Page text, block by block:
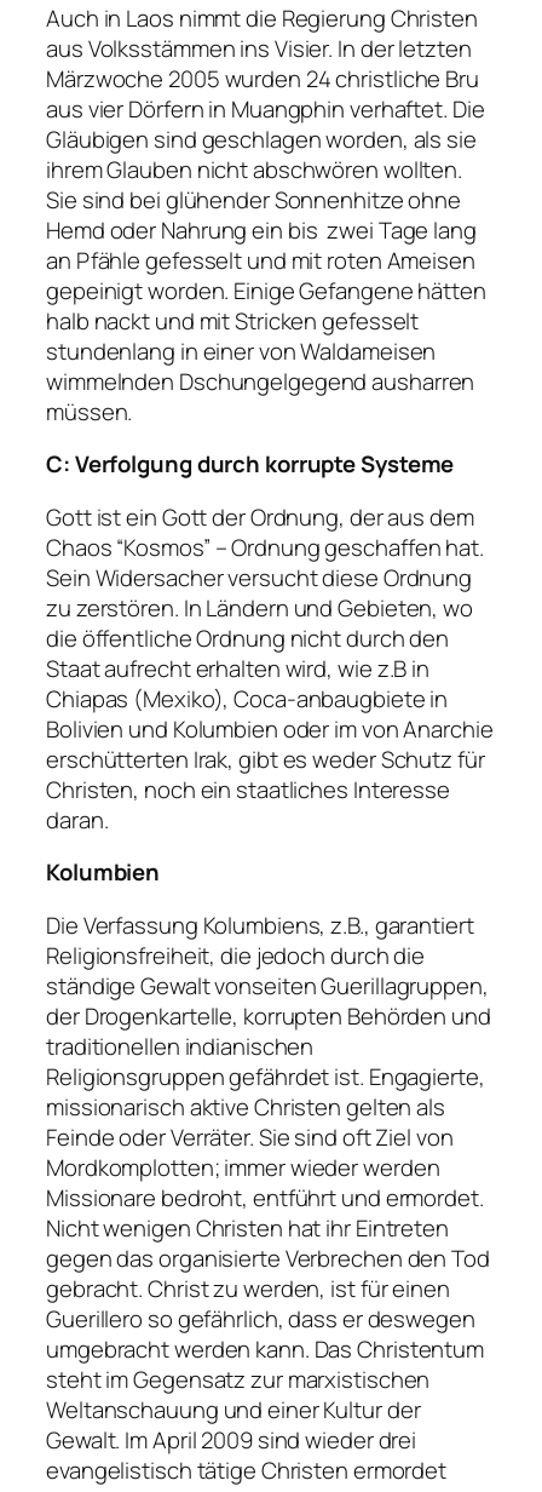
Auch in Laos nimmt die Regierung Christen
aus Volksstämmen ins Visier. In der letzten
Märzwoche 2005 wurden 24 christliche Bru
aus vier Dörfern in Muangphin verhaftet. Die
Gläubigen sind geschlagen worden, als sie
ihrem Glauben nicht abschwören wollten.
Sie sind bei glühender Sonnenhitze ohne
Hemd oder Nahrung ein bis zwei Tage lang
an Pfähle gefesselt und mit roten Ameisen
gepeinigt worden. Einige Gefangene hätten
halb nackt und mit Stricken gefesselt
stundenlang in einer von Waldameisen
wimmelnden Dschungelgegend ausharren
müssen.
C: Verfolgung durch korrupte Systeme
Gott ist ein Gott der Ordnung, der aus dem
Chaos “Kosmos” – Ordnung geschaffen hat.
Sein Widersacher versucht diese Ordnung
zu zerstören. In Ländern und Gebieten, wo
die öffentliche Ordnung nicht durch den
Staat aufrecht erhalten wird, wie z.B in
Chiapas (Mexiko), Coca-anbaugbiete in
Bolivien und Kolumbien oder im von Anarchie
erschütterten Irak, gibt es weder Schutz für
Christen, noch ein staatliches Interesse
daran.
Kolumbien
Die Verfassung Kolumbiens, z.B., garantiert
Religionsfreiheit, die jedoch durch die
ständige Gewalt vonseiten Guerillagruppen,
der Drogenkartelle, korrupten Behörden und
traditionellen indianischen
Religionsgruppen gefährdet ist. Engagierte,
missionarisch aktive Christen gelten als
Feinde oder Verräter. Sie sind oft Ziel von
Mordkomplotten; immer wieder werden
Missionare bedroht, entführt und ermordet.
Nicht wenigen Christen hat ihr Eintreten
gegen das organisierte Verbrechen den Tod
gebracht. Christ zu werden, ist für einen
Guerillero so gefährlich, dass er deswegen
umgebracht werden kann. Das Christentum
steht im Gegensatz zur marxistischen
Weltanschauung und einer Kultur der
Gewalt. Im April 2009 sind wieder drei
evangelistisch tätige Christen ermordet